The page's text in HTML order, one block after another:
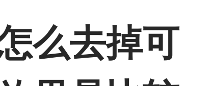
么去掉可